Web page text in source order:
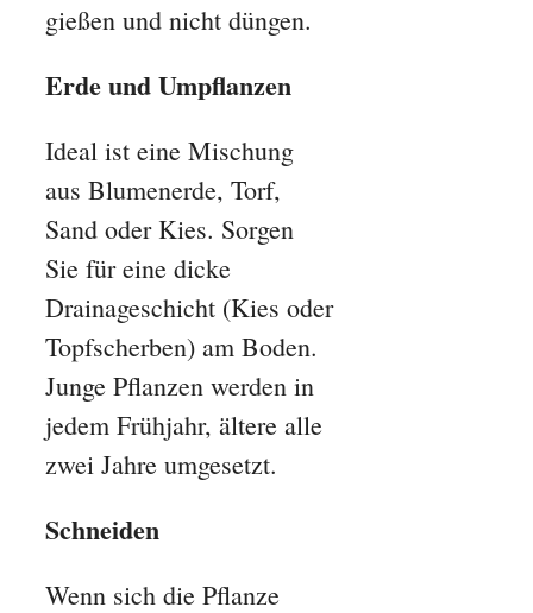
gießen und nicht düngen.
Erde und Umpflanzen
Ideal ist eine Mischung
aus Blumenerde, Torf,
Sand oder Kies. Sorgen
Sie für eine dicke
Drainageschicht (Kies oder
Topfscherben) am Boden.
Junge Pflanzen werden in
jedem Frühjahr, ältere alle
zwei Jahre umgesetzt.
Schneiden
Wenn sich die Pflanze